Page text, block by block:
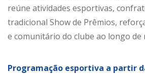
reúne atividades esportivas,
tradicional Show de Prêmios,
e comunitário do clube ao longo de
Programação esportiva a partir